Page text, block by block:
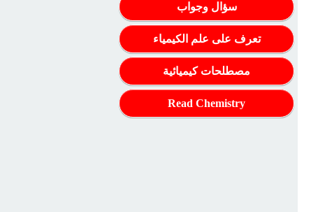
سؤال وجواب
تعرف على علم الكيمياء
مصطلحات كيميائية
Read Chemistry